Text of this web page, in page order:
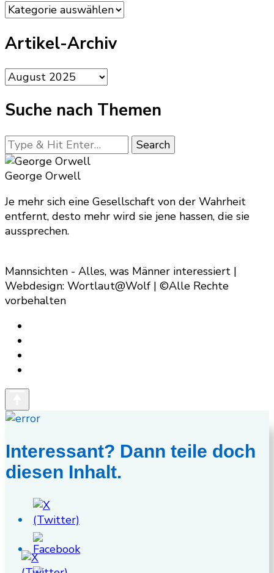
Kategorien
Artikel-Archiv
Artikel-
Archiv
Suche nach Themen
Looking
for
Something?
George Orwell
Je mehr sich eine Gesellschaft von der Wahrheit
entfernt, desto mehr wird sie jene hassen, die sie
aussprechen.
Mannsichten - Alles, was Männer interessiert |
Webdesign: Wortlaut@Wolf | ©Alle Rechte
vorbehalten
Interessant? Dann teile doch
diesen Inhalt.